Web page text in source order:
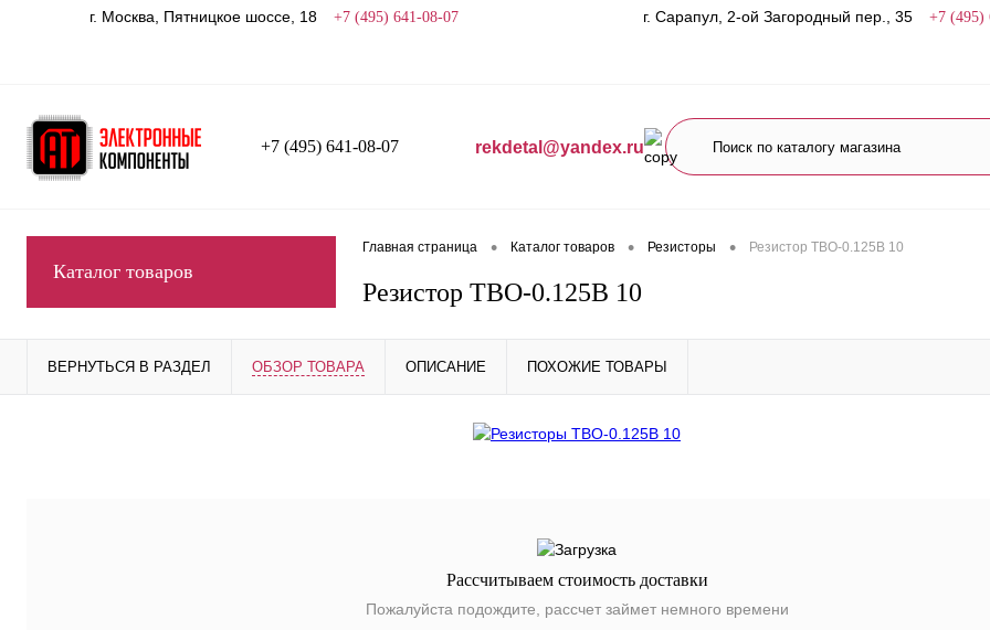
г. Москва, Пятницкое шоссе, 18 +7 (495) 641-08-07 г. Сарапул, 2-ой Загородный пер., 35 +7 (495)
+7 (495) 641-08-07 rekdetal@yandex.ru
Каталог товаров
Главная страница • Каталог товаров • Резисторы • Резистор ТВО-0.125В 10
Резистор ТВО-0.125В 10
ВЕРНУТЬСЯ В РАЗДЕЛ ОБЗОР ТОВАРА ОПИСАНИЕ ПОХОЖИЕ ТОВАРЫ
Рассчитываем стоимость доставки
Пожалуйста подождите, рассчет займет немного времени